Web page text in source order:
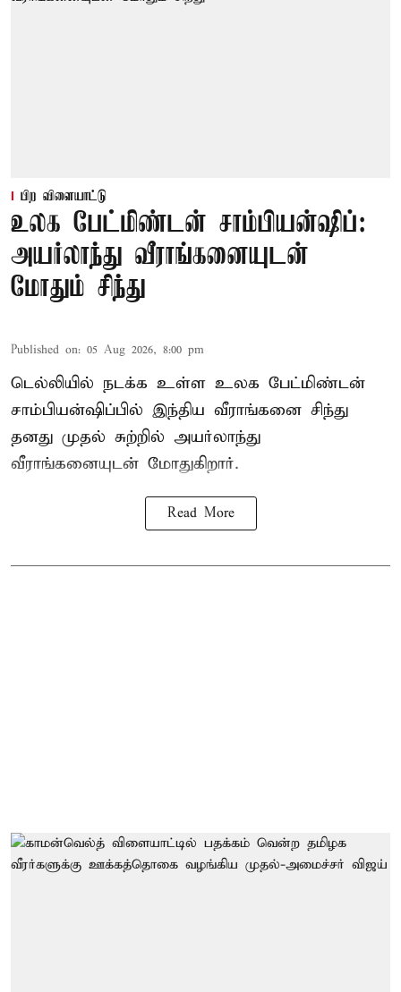
பிற விளையாட்டு
உலக பேட்மிண்டன் சாம்பியன்ஷிப்:
அயர்லாந்து வீராங்கனையுடன்
மோதும் சிந்து
Published on: 05 Aug 2026, 8:00 pm
டெல்லியில் நடக்க உள்ள உலக பேட்மிண்டன்
சாம்பியன்ஷிப்பில் இந்திய வீராங்கனை சிந்து
தனது முதல் சுற்றில் அயர்லாந்து
வீராங்கனையுடன் மோதுகிறார்.
Read More